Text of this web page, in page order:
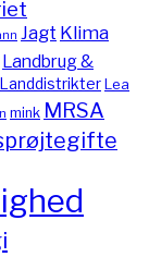
Jagt Klima
Landbrug &
LanddistrikterLea
mink MRSA